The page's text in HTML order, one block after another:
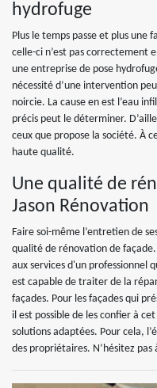
hydrofuge
Plus le temps passe et plus une
celle-ci n’est pas correctement
une entreprise de pose
nécessité d’une intervention
noircie. La cause en est l’eau
précis peut le déterminer.
ceux que propose la société. À
haute qualité.
Une qualité de
Jason Rénovation
Faire soi-même l’entretien de
qualité de rénovation de
aux services d'un professionnel
est capable de traiter de la
façades. Pour les façades qui
il est possible de les confier à
solutions adaptées. Pour cela,
des propriétaires. N’hésitez